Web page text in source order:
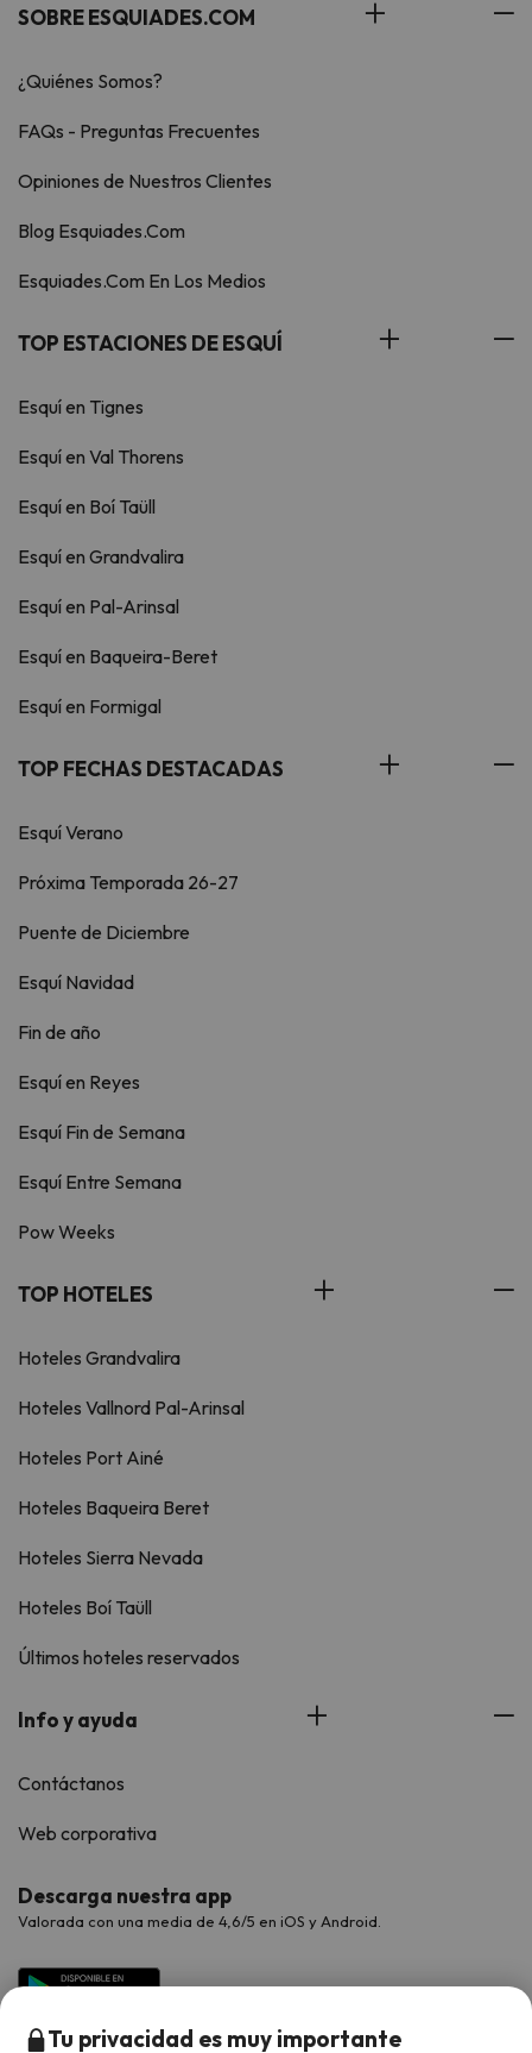
SOBRE ESQUIADES.COM
¿Quiénes Somos?
FAQs - Preguntas Frecuentes
Opiniones de Nuestros Clientes
Blog Esquiades.Com
Esquiades.Com En Los Medios
TOP ESTACIONES DE ESQUÍ
Esquí en Tignes
Esquí en Val Thorens
Esquí en Boí Taüll
Esquí en Grandvalira
Esquí en Pal-Arinsal
Esquí en Baqueira-Beret
Esquí en Formigal
TOP FECHAS DESTACADAS
Esquí Verano
Próxima Temporada 26-27
Puente de Diciembre
Esquí Navidad
Fin de año
Esquí en Reyes
Esquí Fin de Semana
Esquí Entre Semana
Pow Weeks
TOP HOTELES
Hoteles Grandvalira
Hoteles Vallnord Pal-Arinsal
Hoteles Port Ainé
Hoteles Baqueira Beret
Hoteles Sierra Nevada
Hoteles Boí Taüll
Últimos hoteles reservados
Info y ayuda
Contáctanos
Web corporativa
Descarga nuestra app
Valorada con una media de 4,6/5 en iOS y Android.
Tu privacidad es muy importante